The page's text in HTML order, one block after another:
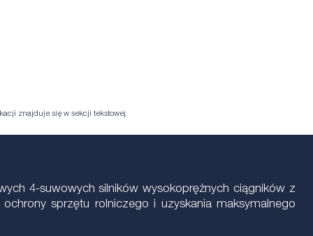
znajduje się w sekcji tekstowej.
4-suwowych silników wysokoprężnych ciągników z
sprzętu rolniczego i uzyskania maksymalnego